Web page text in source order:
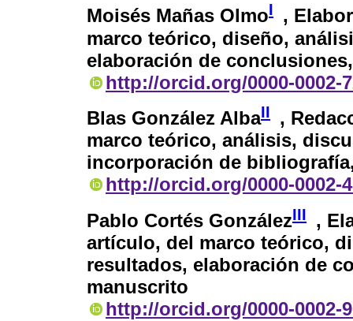
Moisés Mañas OlmoI
,
marco teórico, diseño,
elaboración de
http://orcid.org/0000-0002-
Blas González AlbaII
,
marco teórico, análisis,
incorporación de
http://orcid.org/0000-0002-
Pablo Cortés GonzálezIII
,
artículo, del marco teórico,
resultados, elaboración de
manuscrito
http://orcid.org/0000-0002-